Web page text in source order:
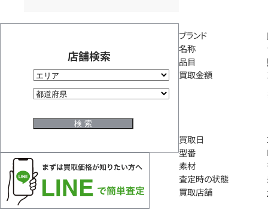
店舗検索
ブランド
名称
品目
買取金額
買取日
型番
素材
査定時の状態
買取店舗